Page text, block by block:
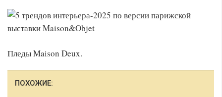
Пледы Maison Deux.
ПОХОЖИЕ: